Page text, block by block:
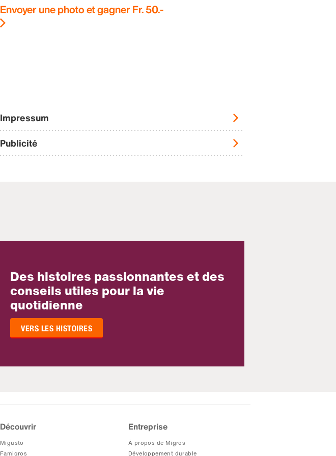
Envoyer une photo et gagner Fr. 50.-
Impressum
Publicité
Des histoires passionnantes et des
conseils utiles pour la vie
quotidienne
VERS LES HISTOIRES
Découvrir
Migusto
Famigros
Entreprise
À propos de Migros
Développement durable